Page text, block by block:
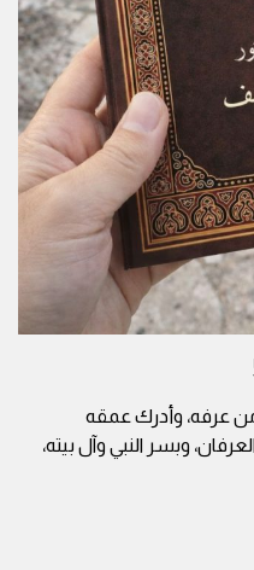
من عرفه، وأدرك عمقه
وبسر النبي وآل بيته،